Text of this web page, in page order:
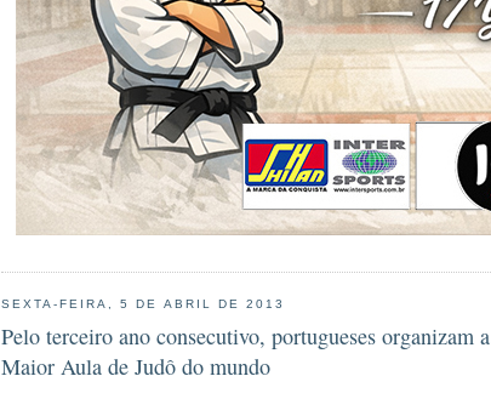
SEXTA-FEIRA, 5 DE ABRIL DE 2013
Pelo terceiro ano consecutivo, portugueses organizam a
Maior Aula de Judô do mundo